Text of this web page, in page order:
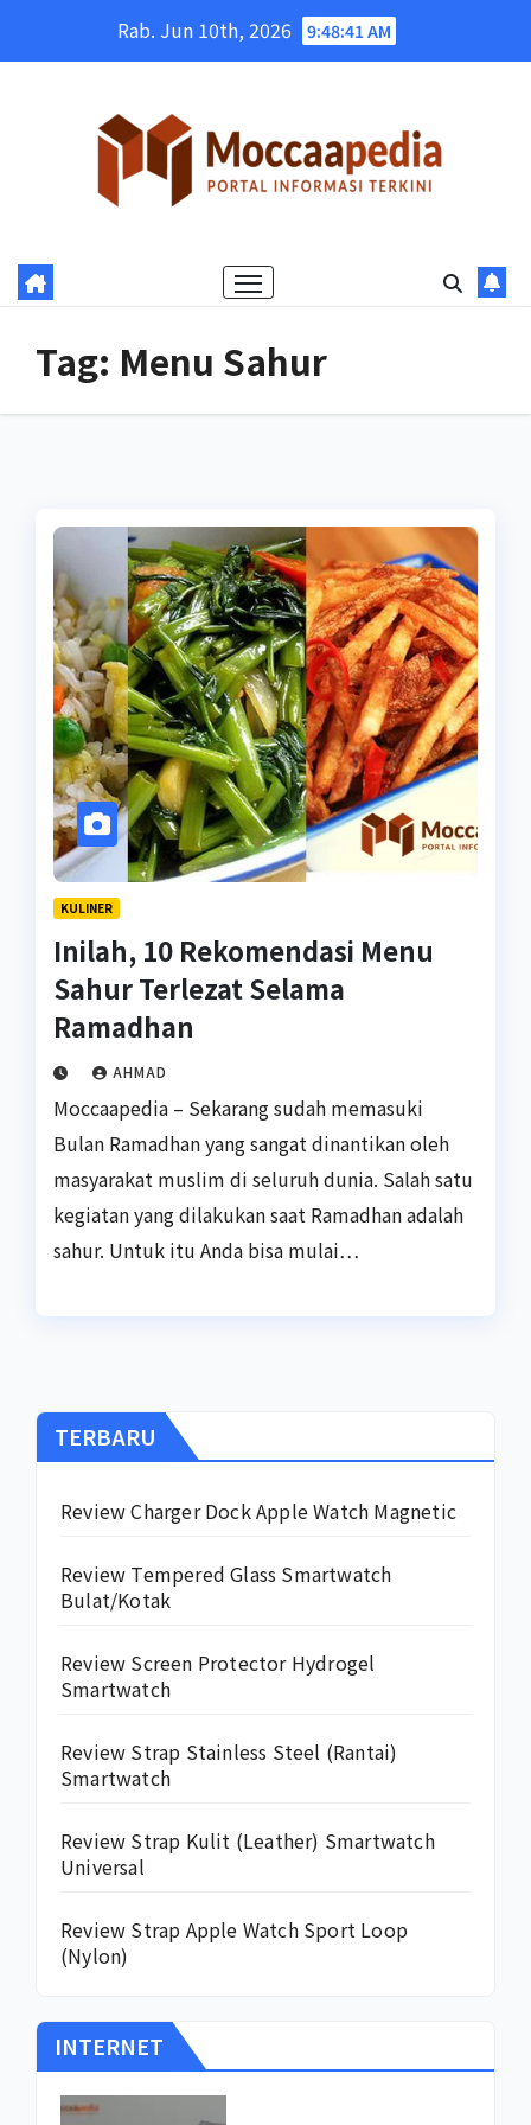
Rab. Jun 10th, 2026 9:48:42 AM
Tag: Menu Sahur
KULINER
Inilah, 10 Rekomendasi Menu
Sahur Terlezat Selama
Ramadhan
AHMAD
Moccaapedia – Sekarang sudah memasuki
Bulan Ramadhan yang sangat dinantikan oleh
masyarakat muslim di seluruh dunia. Salah satu
kegiatan yang dilakukan saat Ramadhan adalah
sahur. Untuk itu Anda bisa mulai…
TERBARU
Review Charger Dock Apple Watch Magnetic
Review Tempered Glass Smartwatch
Bulat/Kotak
Review Screen Protector Hydrogel
Smartwatch
Review Strap Stainless Steel (Rantai)
Smartwatch
Review Strap Kulit (Leather) Smartwatch
Universal
Review Strap Apple Watch Sport Loop
(Nylon)
INTERNET